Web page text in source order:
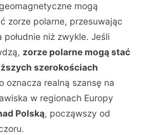
mogą
zorze polarne, przesuwając
niż zwykle. Jeśli
zorze polarne mogą stać
szerokościach
oznacza realną szansę na
w regionach Europy
Polską, począwszy od